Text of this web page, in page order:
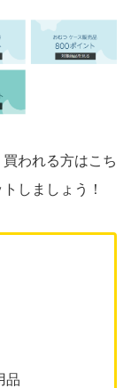
われる方はこち
しましょう！
品